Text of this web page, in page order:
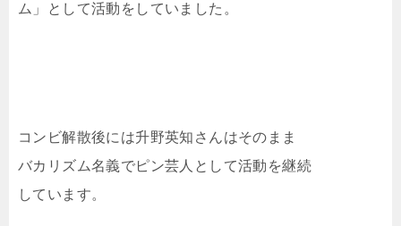
ム」として活動をしていました。
コンビ解散後には升野英知さんはそのまま
バカリズム名義でピン芸人として活動を継続
しています。